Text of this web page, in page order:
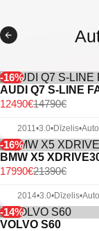
Borta dators.
Kruīza kontrole.
Audi multimedia/
"BOSE"
Priekšējie un
Xenon lukturi ar
Miglas lukturi.
Vieglmetāla diski.
Pneimatiskā
U.C. ekstras.
-16%
AUDI Q7 S-LINE
14790€
12490€
2011•3.0•Dīzelis•
-16%
BMW X5
21390€
17990€
2014•3.0•Dīzelis•
-14%
VOLVO S60